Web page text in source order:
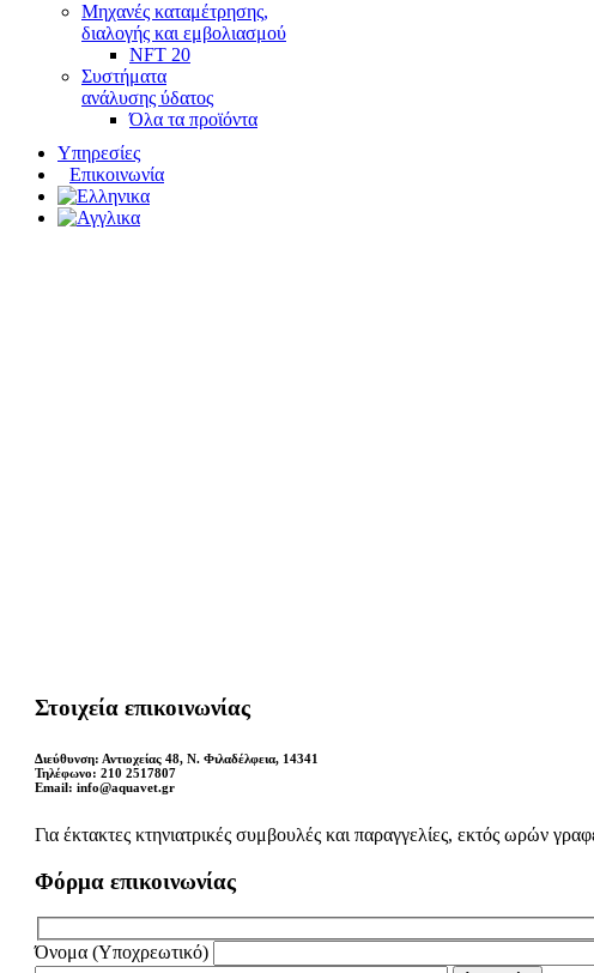
Μηχανές καταμέτρησης,
διαλογής και εμβολιασμού
NFT 20
Συστήματα
ανάλυσης ύδατος
Όλα τα προϊόντα
Υπηρεσίες
Επικοινωνία
Στοιχεία επικοινωνίας
Διεύθυνση: Αντιοχείας 48, Ν. Φιλαδέλφεια, 14341
Τηλέφωνο: 210 2517807
Email: info@aquavet.gr
Για έκτακτες κτηνιατρικές συμβουλές και παραγγελίες, εκτός ωρών
Φόρμα επικοινωνίας
Hidden
fields
Όνομα (Υποχρεωτικό)